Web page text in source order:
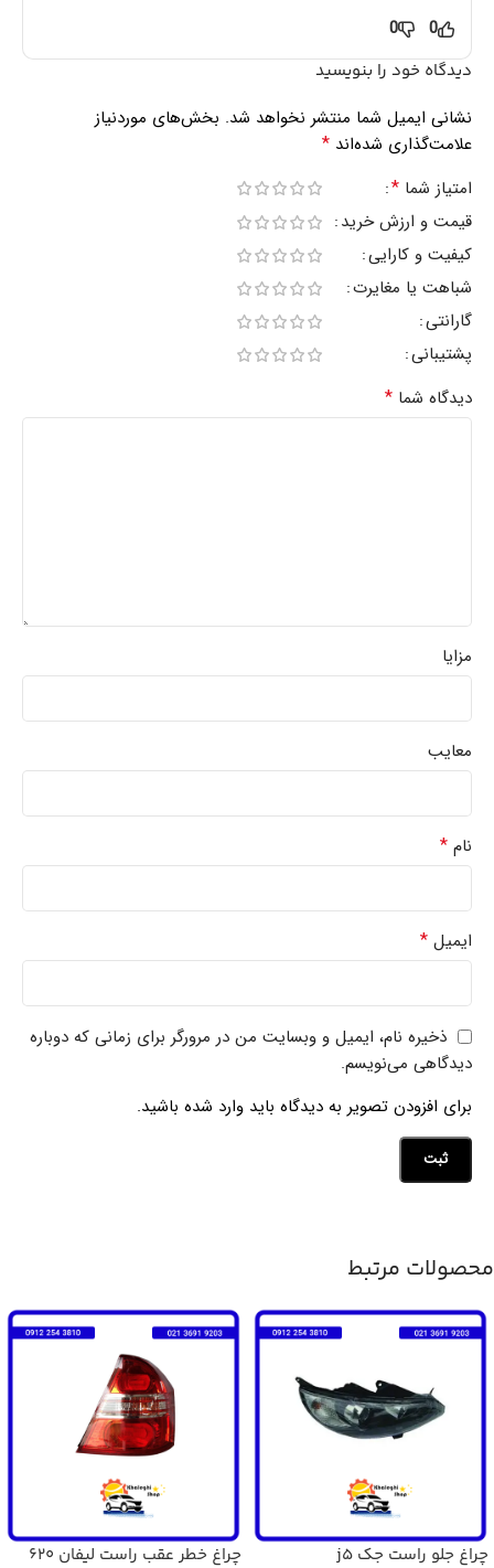
0
0
دیدگاه خود را بنویسید
نشانی ایمیل شما منتشر نخواهد شد. بخش‌های موردنیاز
علامت‌گذاری شده‌اند *
امتیاز شما *
قیمت و ارزش خرید
کیفیت و کارایی
شباهت یا مغایرت
گارانتی
پشتیبانی
دیدگاه شما *
مزایا
معایب
نام *
ایمیل *
ذخیره نام، ایمیل و وبسایت من در مرورگر برای زمانی که دوباره
دیدگاهی می‌نویسم.
برای افزودن تصویر به دیدگاه باید وارد شده باشید.
محصولات مرتبط
چراغ جلو راست جک j5 چراغ خطر عقب راست لیفان 620